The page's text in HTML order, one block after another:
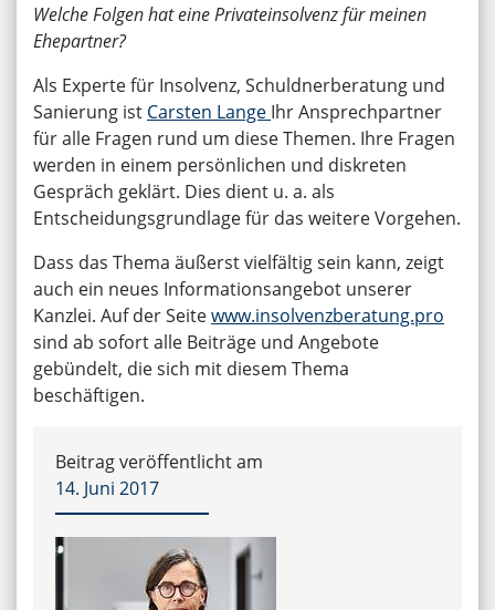
Welche Folgen hat eine Privateinsolvenz für meinen
Ehepartner?
Als Experte für Insolvenz, Schuldnerberatung und
Sanierung ist Carsten Lange Ihr Ansprechpartner
für alle Fragen rund um diese Themen. Ihre Fragen
werden in einem persönlichen und diskreten
Gespräch geklärt. Dies dient u. a. als
Entscheidungsgrundlage für das weitere Vorgehen.
Dass das Thema äußerst vielfältig sein kann, zeigt
auch ein neues Informationsangebot unserer
Kanzlei. Auf der Seitewww.insolvenzberatung.pro
sind ab sofort alle Beiträge und Angebote
gebündelt, die sich mit diesem Thema
beschäftigen.
Beitrag veröffentlicht am
14. Juni 2017